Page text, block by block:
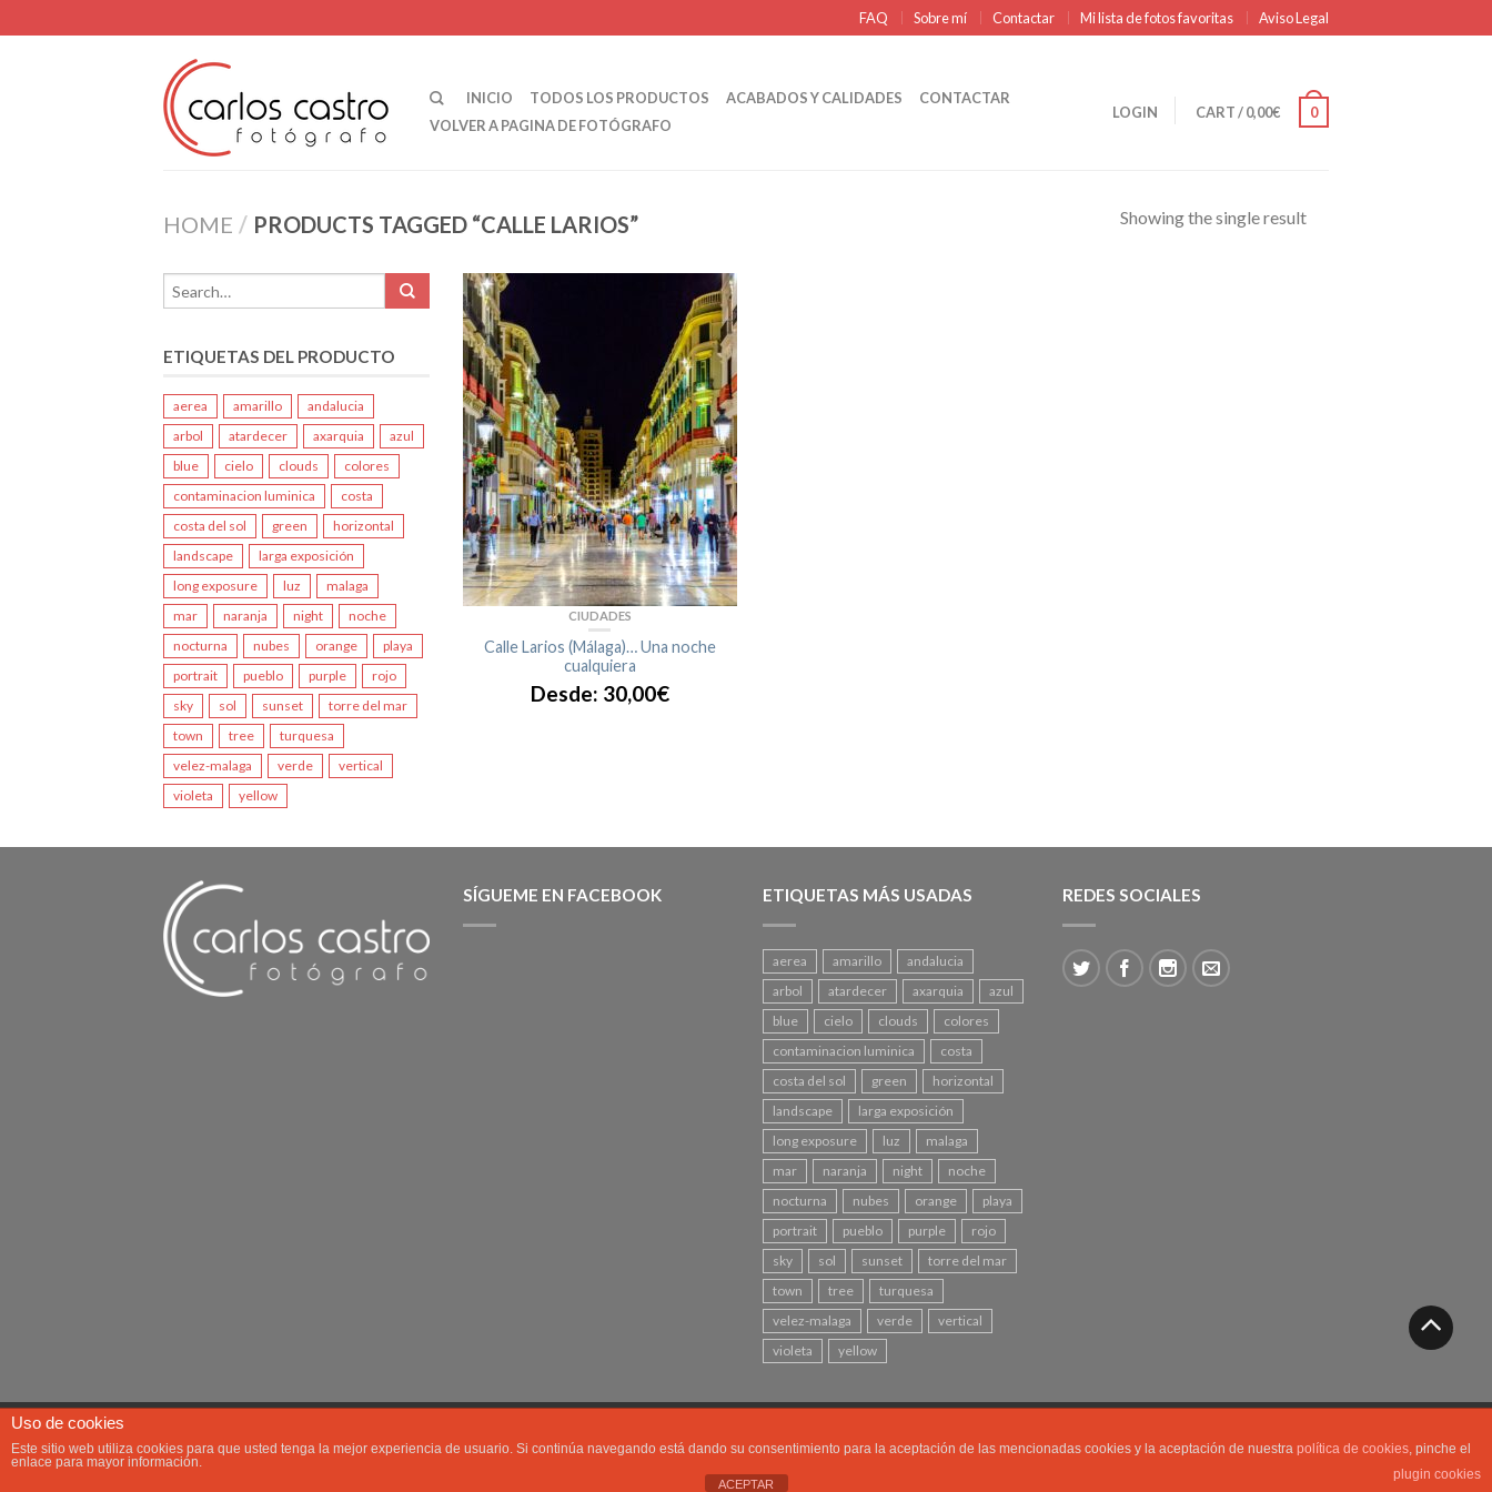
FAQ Sobre mí Contactar Mi lista de fotos favoritas Aviso Legal
INICIO TODOS LOS PRODUCTOS ACABADOS Y CALIDADES
CONTACTAR
VOLVER A PAGINA DE FOTÓGRAFO
LOGIN CART/0,00€ 0
HOME / PRODUCTS TAGGED “CALLE LARIOS” Showing the single result
CIUDADES
Calle Larios (Málaga)… Una noche
cualquiera
Desde: 30,00€
ETIQUETAS DEL PRODUCTO
aerea amarillo
andalucia
arbol
atardecer axarquia
azul
blue
cielo clouds
colores
contaminacion luminica
costa
costa del sol
green
horizontal
landscape
larga exposición
long exposure
luz
malaga
mar
naranja night
noche
nocturna
nubes orange
playa
portrait
pueblo purple
rojo
sky
sol sunset
torre del mar
town
tree
turquesa
velez-malaga
verde
vertical
violeta
yellow
SÍGUEME EN FACEBOOK ETIQUETAS MÁS USADAS
aerea amarillo
andalucia
arbol
atardecer axarquia
azul
blue
cielo clouds
colores
contaminacion luminica
costa
costa del sol
green
horizontal
landscape
larga exposición
long exposure
luz
malaga
mar
naranja night
noche
nocturna
nubes orange
playa
portrait
pueblo purple
rojo
sky
sol sunset
torre del mar
town
tree
turquesa
velez-malaga
verde
vertical
violeta
yellow
REDES SOCIALES
Copyright 2019 ©
Uso de cookies
Este sitio web utiliza cookies para que usted tenga la mejor experiencia de usuario. Si continúa navegando está dando su consentimiento para la aceptación de las mencionadas cookies y la aceptación de nuestra política de cookies, pinche el
enlace para mayor información.
plugin cookies
ACEPTAR